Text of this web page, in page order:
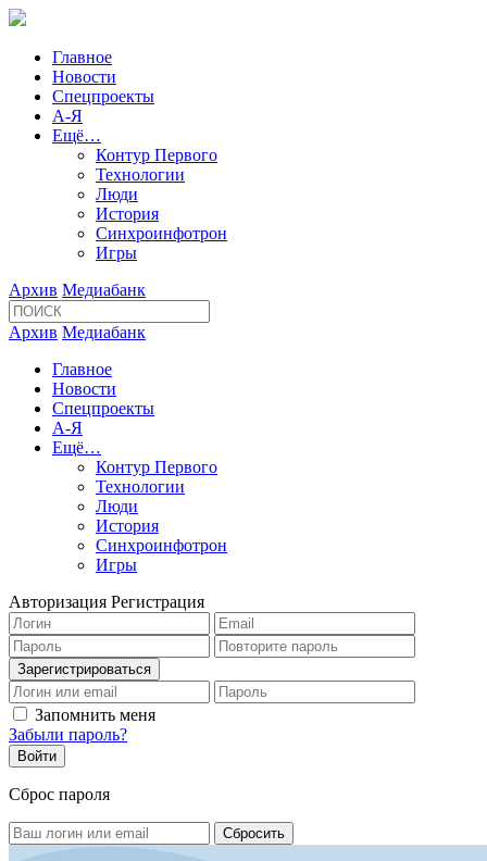
Главное
Новости
Спецпроекты
А-Я
Ещё…
Контур Первого
Технологии
Люди
История
Синхроинфотрон
Игры
Архив Медиабанк
Архив Медиабанк
Главное
Новости
Спецпроекты
А-Я
Ещё…
Контур Первого
Технологии
Люди
История
Синхроинфотрон
Игры
Авторизация Регистрация
Запомнить меня
Забыли пароль?
Сброс пароля